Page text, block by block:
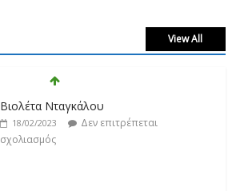
View All
Βιολέτα Νταγκάλου
18/02/2023
Δεν επιτρέπεται
σχολιασμός